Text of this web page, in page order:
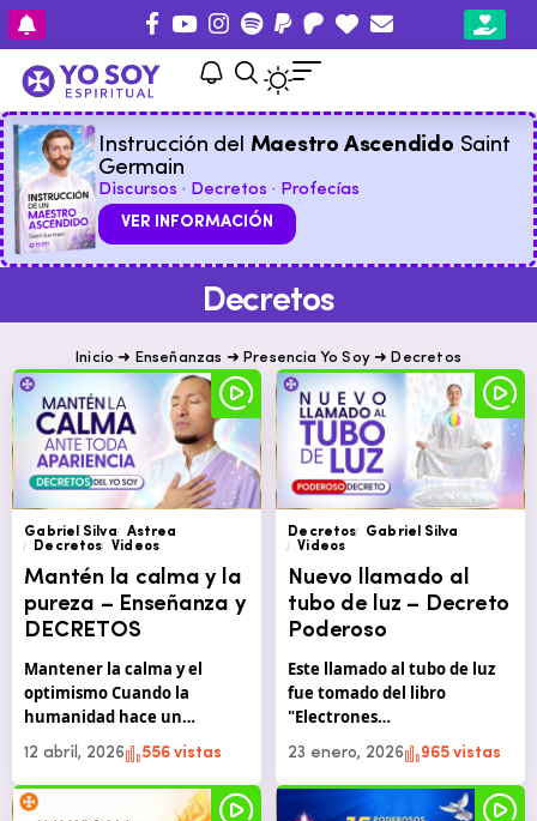
Instrucción del Maestro Ascendido Saint
Germain
Discursos · Decretos · Profecías
VER INFORMACIÓN
Decretos
Inicio ➜ Enseñanzas ➜ Presencia Yo Soy➜ Decretos
Gabriel Silva
Astrea
Decretos
Videos
Mantén la calma y la
pureza – Enseñanza y
DECRETOS
Mantener la calma y el
optimismo Cuando la
humanidad hace un…
12 abril, 2026 556 vistas
Decretos
Gabriel Silva
Videos
Nuevo llamado al
tubo de luz – Decreto
Poderoso
Este llamado al tubo de luz
fue tomado del libro
"Electrones…
23 enero, 2026 965 vistas